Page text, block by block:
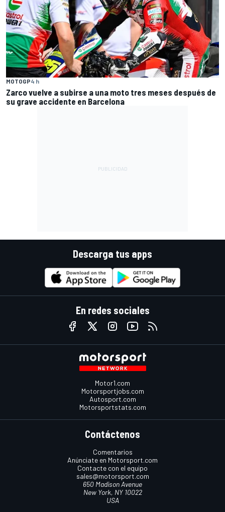
MOTOGP4 h
Zarco vuelve a subirse a una moto tres meses después de
su grave accidente en Barcelona
Descarga tus apps
En redes sociales
Motor1.com
Motorsportjobs.com
Autosport.com
Motorsportstats.com
Contáctenos
Comentarios
Anúnciate en Motorsport.com
Contacte con el equipo
sales@motorsport.com
650 Madison Avenue
New York, NY 10022
USA